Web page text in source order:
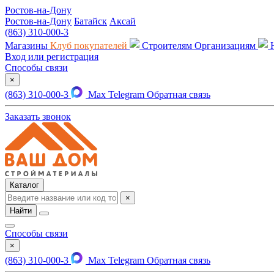
Ростов-на-Дону
Ростов-на-Дону Батайск Аксай
(863) 310-000-3
Магазины Клуб покупателей Строителям Организациям
Вход или регистрация
Способы связи
×
(863) 310-000-3 Max Telegram Обратная связь
Заказать звонок
Каталог
×
Найти
Способы связи
×
(863) 310-000-3 Max Telegram Обратная связь